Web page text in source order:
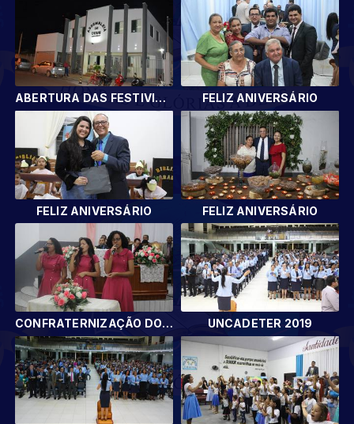
ABERTURA DAS FESTIVIDADES FELIZ ANIVERSÁRIO
FELIZ ANIVERSÁRIO FELIZ ANIVERSÁRIO
CONFRATERNIZAÇÃO DOS DEPARTAMENTOS UNCADETER 2019